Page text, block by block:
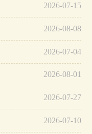
2026-07-15
2026-08-08
2026-07-04
2026-08-01
2026-07-27
2026-07-10